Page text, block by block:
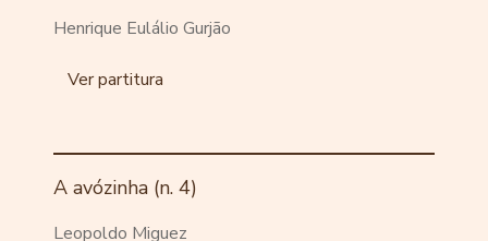
Henrique Eulálio Gurjão
Ver partitura
A avózinha (n. 4)
Leopoldo Miguez